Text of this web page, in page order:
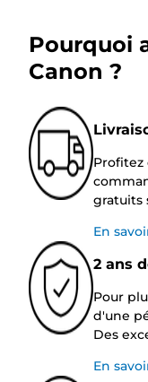
Pourquoi
Canon ?
Profitez
gratuits
En
2 ans
Pour
d'une
Des
En